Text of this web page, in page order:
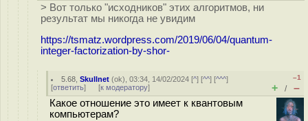
> Вот только "исходников" этих алгоритмов, ни
результат мы никогда не увидим
https://tsmatz.wordpress.com/2019/06/04/quantum-
integer-factorization-by-shor-
5.68 ,Skullnet (ok), 03:34, 14/02/2024 [^] [^^] [^^^]
[ответить] [к модератору]
–1
+ / –
Какое отношение это имеет к квантовым
компьютерам?